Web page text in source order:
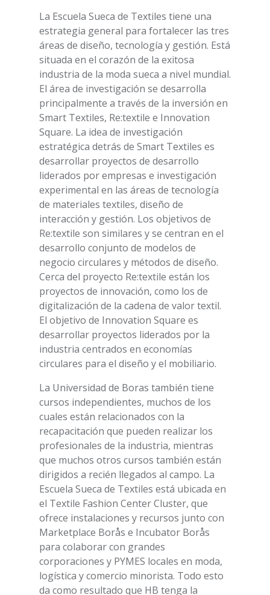
La Escuela Sueca de Textiles tiene una
estrategia general para fortalecer las tres
áreas de diseño, tecnología y gestión. Está
situada en el corazón de la exitosa
industria de la moda sueca a nivel mundial.
El área de investigación se desarrolla
principalmente a través de la inversión en
Smart Textiles, Re:textile e Innovation
Square. La idea de investigación
estratégica detrás de Smart Textiles es
desarrollar proyectos de desarrollo
liderados por empresas e investigación
experimental en las áreas de tecnología
de materiales textiles, diseño de
interacción y gestión. Los objetivos de
Re:textile son similares y se centran en el
desarrollo conjunto de modelos de
negocio circulares y métodos de diseño.
Cerca del proyecto Re:textile están los
proyectos de innovación, como los de
digitalización de la cadena de valor textil.
El objetivo de Innovation Square es
desarrollar proyectos liderados por la
industria centrados en economías
circulares para el diseño y el mobiliario.
La Universidad de Boras también tiene
cursos independientes, muchos de los
cuales están relacionados con la
recapacitación que pueden realizar los
profesionales de la industria, mientras
que muchos otros cursos también están
dirigidos a recién llegados al campo. La
Escuela Sueca de Textiles está ubicada en
el Textile Fashion Center Cluster, que
ofrece instalaciones y recursos junto con
Marketplace Borås e Incubator Borås
para colaborar con grandes
corporaciones y PYMES locales en moda,
logística y comercio minorista. Todo esto
da como resultado que HB tenga la